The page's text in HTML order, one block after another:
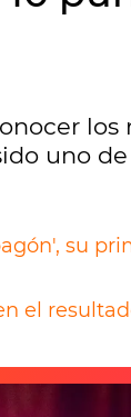
los
uno
su
el